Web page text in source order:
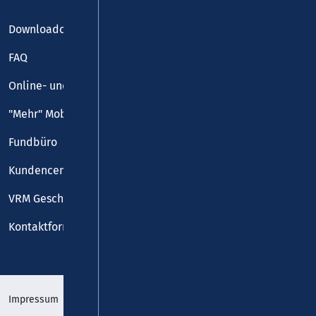
Downloadcenter
FAQ
Online- und Handy-Tickets
"Mehr" Mobilität
Fundbüro
Kundencenter
VRM Geschäftsstelle
Kontaktformular
Impressum